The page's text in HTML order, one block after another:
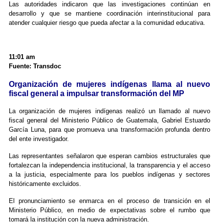
Las autoridades indicaron que las investigaciones continúan en
desarrollo y que se mantiene coordinación interinstitucional para
atender cualquier riesgo que pueda afectar a la comunidad educativa.
11:01 am
Fuente: Transdoc
Organización de mujeres indígenas llama al nuevo
fiscal general a impulsar transformación del MP
La organización de mujeres indígenas realizó un llamado al nuevo
fiscal general del Ministerio Público de Guatemala, Gabriel Estuardo
García Luna, para que promueva una transformación profunda dentro
del ente investigador.
Las representantes señalaron que esperan cambios estructurales que
fortalezcan la independencia institucional, la transparencia y el acceso
a la justicia, especialmente para los pueblos indígenas y sectores
históricamente excluidos.
El pronunciamiento se enmarca en el proceso de transición en el
Ministerio Público, en medio de expectativas sobre el rumbo que
tomará la institución con la nueva administración.